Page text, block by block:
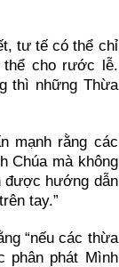
tư tế có thể chỉ
thể cho rước lễ.
thì những Thừa
mạnh rằng các
Chúa mà không
được hướng dẫn
tay.”
“nếu các thừa
phân phát Mình